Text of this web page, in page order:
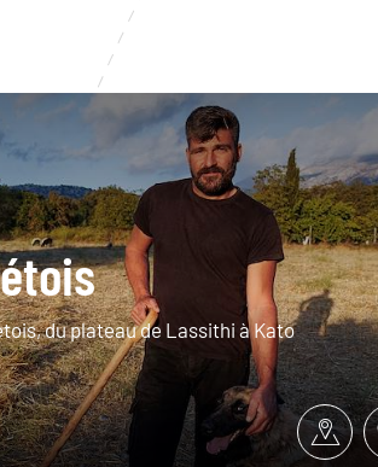
du plateau de Lassithi à Kato